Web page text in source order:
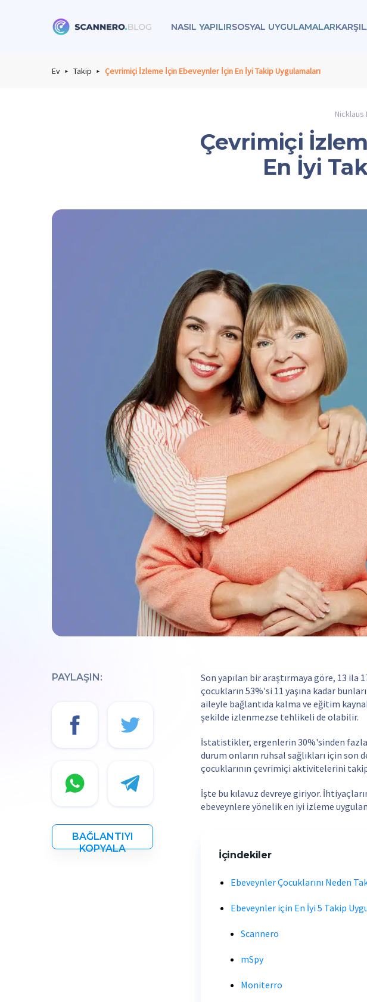
NASIL YAPILIRSOSYAL UYGULAMALAR
Ev Takip Çevrimiçi İzleme İçin Ebeveynler İçin En İyi Takip Uygulamaları
Nicklaus
Çevrimiçi
En İyi
PAYLAŞIN:
BAĞLANTIYI
KOPYALA
Son yapılan bir araştırmaya göre, 13 ila
çocukların 53%'si 11 yaşına kadar
aileyle bağlantıda kalma ve eğitim
şekilde izlenmezse tehlikeli de olabilir.
İstatistikler, ergenlerin 30%'sinden
durum onların ruhsal sağlıkları için son
çocuklarının çevrimiçi aktivitelerini
İşte bu kılavuz devreye giriyor.
ebeveynlere yönelik en iyi izleme
İçindekiler
Ebeveynler Çocuklarını Neden
Ebeveynler için En İyi 5 Takip
Scannero
mSpy
Moniterro